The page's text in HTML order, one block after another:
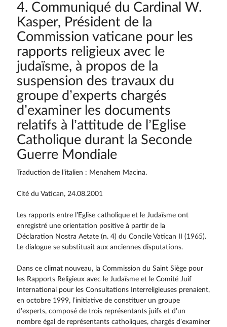
4. Communiqué du Cardinal W.
Kasper, Président de la
Commission vaticane pour les
rapports religieux avec le
judaïsme, à propos de la
suspension des travaux du
groupe d’experts chargés
d’examiner les documents
relatifs à l’attitude de l’Eglise
Catholique durant la Seconde
Guerre Mondiale
Traduction de l’italien : Menahem Macina.
Cité du Vatican, 24.08.2001
Les rapports entre l’Eglise catholique et le Judaïsme ont
enregistré une orientation positive à partir de la
Déclaration Nostra Aetate (n. 4) du Concile Vatican II (1965).
Le dialogue se substituait aux anciennes disputations.
Dans ce climat nouveau, la Commission du Saint Siège pour
les Rapports Religieux avec le Judaïsme et le Comité Juif
International pour les Consultations Interreligieuses prenaient,
en octobre 1999, l’initiative de constituer un groupe
d’experts, composé de trois représentants juifs et d’un
nombre égal de représentants catholiques, chargés d’examiner